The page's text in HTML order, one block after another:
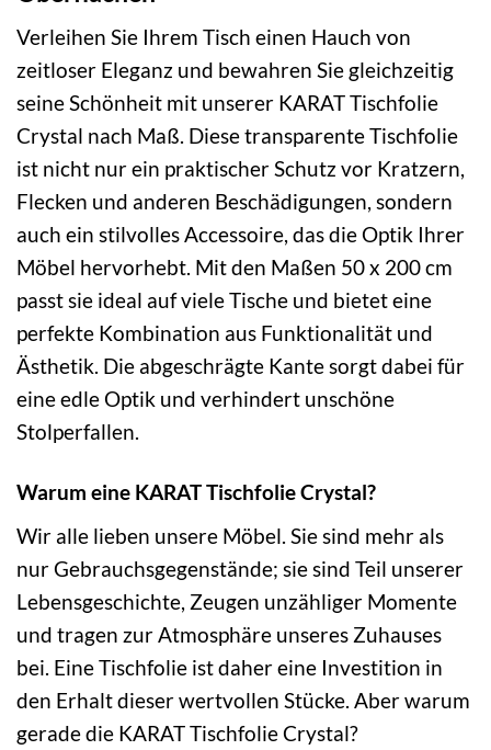
Verleihen Sie Ihrem Tisch einen Hauch von
zeitloser Eleganz und bewahren Sie gleichzeitig
seine Schönheit mit unserer KARAT Tischfolie
Crystal nach Maß. Diese transparente Tischfolie
ist nicht nur ein praktischer Schutz vor Kratzern,
Flecken und anderen Beschädigungen, sondern
auch ein stilvolles Accessoire, das die Optik Ihrer
Möbel hervorhebt. Mit den Maßen 50 x 200 cm
passt sie ideal auf viele Tische und bietet eine
perfekte Kombination aus Funktionalität und
Ästhetik. Die abgeschrägte Kante sorgt dabei für
eine edle Optik und verhindert unschöne
Stolperfallen.
Warum eine KARAT Tischfolie Crystal?
Wir alle lieben unsere Möbel. Sie sind mehr als
nur Gebrauchsgegenstände; sie sind Teil unserer
Lebensgeschichte, Zeugen unzähliger Momente
und tragen zur Atmosphäre unseres Zuhauses
bei. Eine Tischfolie ist daher eine Investition in
den Erhalt dieser wertvollen Stücke. Aber warum
gerade die KARAT Tischfolie Crystal?